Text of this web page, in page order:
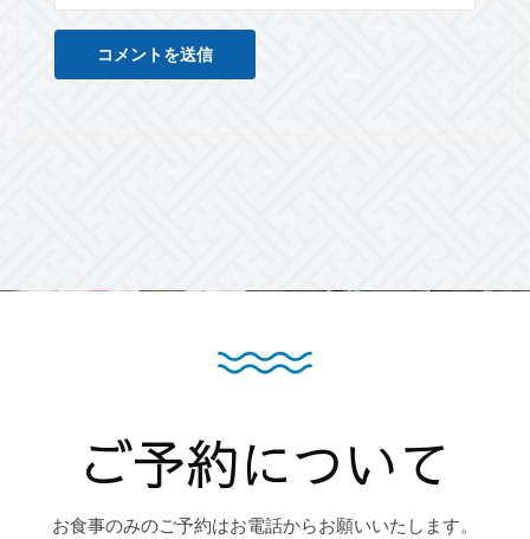
ご予約について
お食事のみのご予約はお電話からお願いいたします。